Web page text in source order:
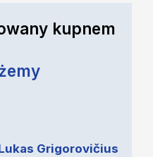
kupnem
Grigorovičius